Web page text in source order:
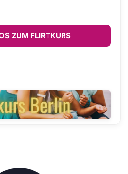
ZUM FLIRTKURS